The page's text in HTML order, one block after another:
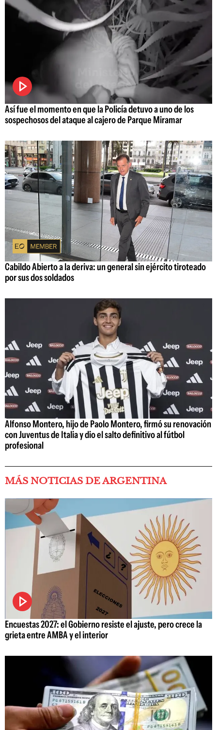
Así fue el momento en que la Policía detuvo a uno de los
sospechosos del ataque al cajero de Parque Miramar
Cabildo Abierto a la deriva: un general sin ejército tiroteado
por sus dos soldados
Alfonso Montero, hijo de Paolo Montero, firmó su renovación
con Juventus de Italia y dio el salto definitivo al fútbol
profesional
MÁS NOTICIAS DE ARGENTINA
Encuestas 2027: el Gobierno resiste el ajuste, pero crece la
grieta entre AMBA y el interior